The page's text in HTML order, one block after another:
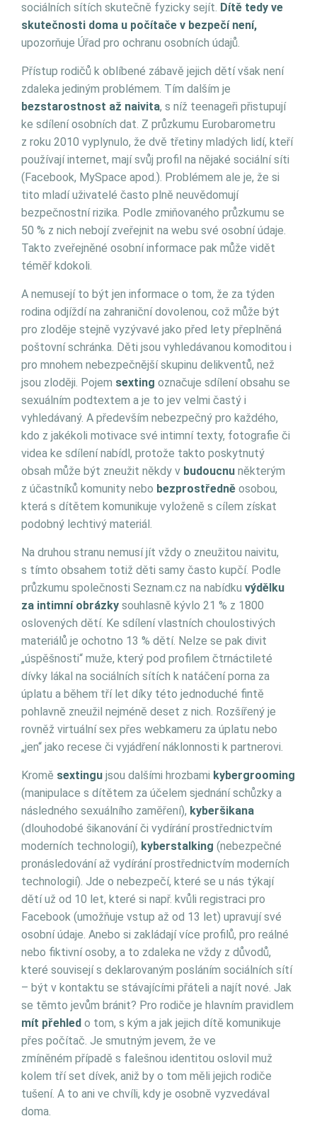
sociálních sítích skutečně fyzicky sejít. Dítě tedy ve
skutečnosti doma u počítače v bezpečí není,
upozorňuje Úřad pro ochranu osobních údajů.
Přístup rodičů k oblíbené zábavě jejich dětí však není
zdaleka jediným problémem. Tím dalším je
bezstarostnost až naivita, s níž teenageři přistupují
ke sdílení osobních dat. Z průzkumu Eurobarometru
z roku 2010 vyplynulo, že dvě třetiny mladých lidí, kteří
používají internet, mají svůj profil na nějaké sociální síti
(Facebook, MySpace apod.). Problémem ale je, že si
tito mladí uživatelé často plně neuvědomují
bezpečnostní rizika. Podle zmiňovaného průzkumu se
50 % z nich nebojí zveřejnit na webu své osobní údaje.
Takto zveřejněné osobní informace pak může vidět
téměř kdokoli.
A nemusejí to být jen informace o tom, že za týden
rodina odjíždí na zahraniční dovolenou, což může být
pro zloděje stejně vyzývavé jako před lety přeplněná
poštovní schránka. Děti jsou vyhledávanou komoditou i
pro mnohem nebezpečnější skupinu delikventů, než
jsou zloději. Pojem sexting označuje sdílení obsahu se
sexuálním podtextem a je to jev velmi častý i
vyhledávaný. A především nebezpečný pro každého,
kdo z jakékoli motivace své intimní texty, fotografie či
videa ke sdílení nabídl, protože takto poskytnutý
obsah může být zneužit někdy v budoucnu některým
z účastníků komunity nebo bezprostředně osobou,
která s dítětem komunikuje vyloženě s cílem získat
podobný lechtivý materiál.
Na druhou stranu nemusí jít vždy o zneužitou naivitu,
s tímto obsahem totiž děti samy často kupčí. Podle
průzkumu společnosti Seznam.cz na nabídku výdělku
za intimní obrázky souhlasně kývlo 21 % z 1800
oslovených dětí. Ke sdílení vlastních choulostivých
materiálů je ochotno 13 % dětí. Nelze se pak divit
„úspěšnosti“ muže, který pod profilem čtrnáctileté
dívky lákal na sociálních sítích k natáčení porna za
úplatu a během tří let díky této jednoduché fintě
pohlavně zneužil nejméně deset z nich. Rozšířený je
rovněž virtuální sex přes webkameru za úplatu nebo
„jen“ jako recese či vyjádření náklonnosti k partnerovi.
Kromě sextingu jsou dalšími hrozbami kybergrooming
(manipulace s dítětem za účelem sjednání schůzky a
následného sexuálního zaměření), kyberšikana
(dlouhodobé šikanování či vydírání prostřednictvím
moderních technologií), kyberstalking (nebezpečné
pronásledování až vydírání prostřednictvím moderních
technologií). Jde o nebezpečí, které se u nás týkají
dětí už od 10 let, které si např. kvůli registraci pro
Facebook (umožňuje vstup až od 13 let) upravují své
osobní údaje. Anebo si zakládají více profilů, pro reálné
nebo fiktivní osoby, a to zdaleka ne vždy z důvodů,
které souvisejí s deklarovaným posláním sociálních sítí
– být v kontaktu se stávajícími přáteli a najít nové. Jak
se těmto jevům bránit? Pro rodiče je hlavním pravidlem
mít přehled o tom, s kým a jak jejich dítě komunikuje
přes počítač. Je smutným jevem, že ve
zmíněném případě s falešnou identitou oslovil muž
kolem tří set dívek, aniž by o tom měli jejich rodiče
tušení. A to ani ve chvíli, kdy je osobně vyzvedával
doma.